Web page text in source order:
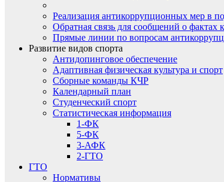
Реализация антикоррупционных мер в
Обратная связь для сообщений о фактах
Прямые линии по вопросам
Развитие видов спорта
Антидопинговое обеспечение
Адаптивная физическая культура и спорт
Сборные команды КЧР
Календарный план
Студенческий спорт
Статистическая информация
1-ФК
5-ФК
3-АФК
2-ГТО
ГТО
Нормативы